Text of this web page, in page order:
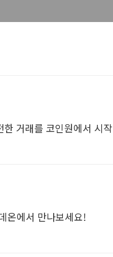
거래를 코인원에서 시작
온에서 만나보세요!